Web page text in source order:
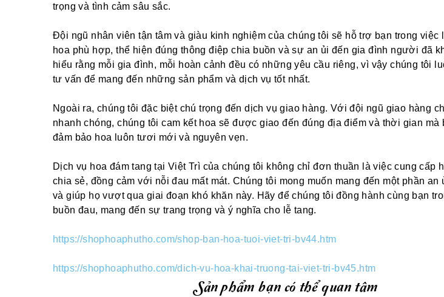
trọng và tình cảm sâu sắc.
Đội ngũ nhân viên tận tâm và giàu kinh nghiệm của chúng tôi sẽ hỗ trợ bạn trong việc
hoa phù hợp, thể hiện đúng thông điệp chia buồn và sự an ủi đến gia đình người đã
hiểu rằng mỗi gia đình, mỗi hoàn cảnh đều có những yêu cầu riêng, vì vậy chúng tôi
tư vấn để mang đến những sản phẩm và dịch vụ tốt nhất.
Ngoài ra, chúng tôi đặc biệt chú trọng đến dịch vụ giao hàng. Với đội ngũ giao hàng
nhanh chóng, chúng tôi cam kết hoa sẽ được giao đến đúng địa điểm và thời gian mà
đảm bảo hoa luôn tươi mới và nguyên vẹn.
Dịch vụ hoa đám tang tại Việt Trì của chúng tôi không chỉ đơn thuần là việc cung cấp
chia sẻ, đồng cảm với nỗi đau mất mát. Chúng tôi mong muốn mang đến một phần an
và giúp họ vượt qua giai đoạn khó khăn này. Hãy để chúng tôi đồng hành cùng bạn
buồn đau, mang đến sự trang trọng và ý nghĩa cho lễ tang.
https://shophoaphutho.com/shop-ban-hoa-tuoi-viet-tri-bv44.htm
https://shophoaphutho.com/dich-vu-hoa-khai-truong-tai-viet-tri-bv45.htm
Sản phẩm bạn có thể quan tâm